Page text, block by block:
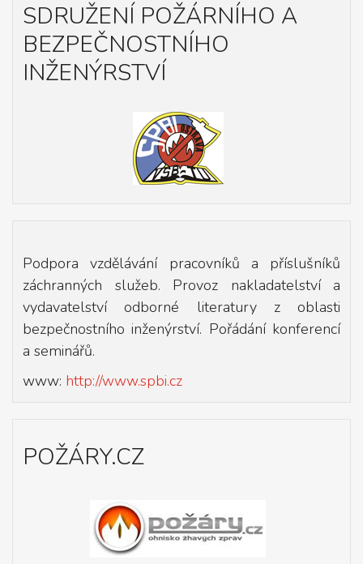
SDRUŽENÍ POŽÁRNÍHO A
BEZPEČNOSTNÍHO
INŽENÝRSTVÍ
Podpora vzdělávání pracovníků a příslušníků
záchranných služeb. Provoz nakladatelství a
vydavatelství odborné literatury z oblasti
bezpečnostního inženýrství. Pořádání konferencí
a seminářů.
www: http://www.spbi.cz
POŽÁRY.CZ